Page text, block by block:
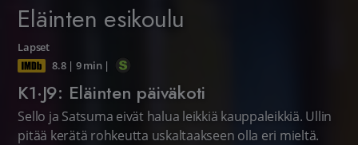
Eläinten esikoulu
Lapset
8.8| 9 min|
K1·J9: Eläinten päiväkoti
Sello ja Satsuma eivät halua leikkiä kauppaleikkiä. Ullin
pitää kerätä rohkeutta uskaltaakseen olla eri mieltä.